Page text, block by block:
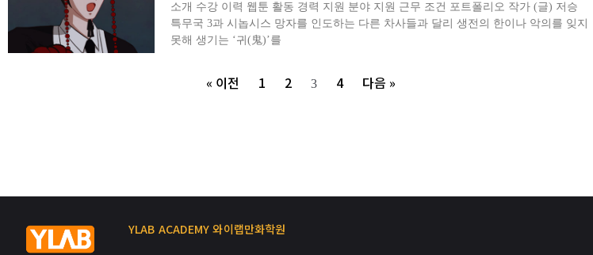
소개 수강 이력 웹툰 활동 경력 지원 분야 지원 근무 조건 포트폴리오 작가 (글) 저승
특무국 3과 시놉시스 망자를 인도하는 다른 차사들과 달리 생전의 한이나 악의를 잊지
못해 생기는 ‘귀(鬼)’를
« 이전 1 2 3 4 다음 »
YLAB ACADEMY 와이랩만화학원